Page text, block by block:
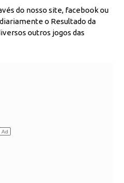
do nosso site, facebook ou
o Resultado da
outros jogos das